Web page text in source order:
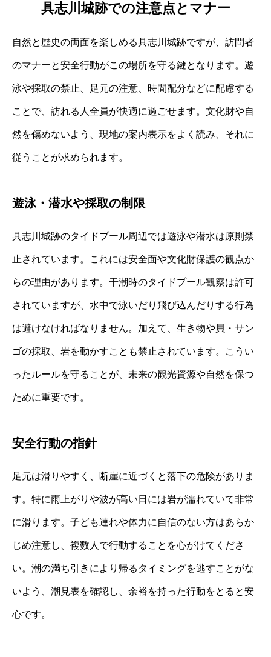
具志川城跡での注意点とマナー
自然と歴史の両面を楽しめる具志川城跡ですが、訪問者
のマナーと安全行動がこの場所を守る鍵となります。遊
泳や採取の禁止、足元の注意、時間配分などに配慮する
ことで、訪れる人全員が快適に過ごせます。文化財や自
然を傷めないよう、現地の案内表示をよく読み、それに
従うことが求められます。
遊泳・潜水や採取の制限
具志川城跡のタイドプール周辺では遊泳や潜水は原則禁
止されています。これには安全面や文化財保護の観点か
らの理由があります。干潮時のタイドプール観察は許可
されていますが、水中で泳いだり飛び込んだりする行為
は避けなければなりません。加えて、生き物や貝・サン
ゴの採取、岩を動かすことも禁止されています。こうい
ったルールを守ることが、未来の観光資源や自然を保つ
ために重要です。
安全行動の指針
足元は滑りやすく、断崖に近づくと落下の危険がありま
す。特に雨上がりや波が高い日には岩が濡れていて非常
に滑ります。子ども連れや体力に自信のない方はあらか
じめ注意し、複数人で行動することを心がけてくださ
い。潮の満ち引きにより帰るタイミングを逃すことがな
いよう、潮見表を確認し、余裕を持った行動をとると安
心です。